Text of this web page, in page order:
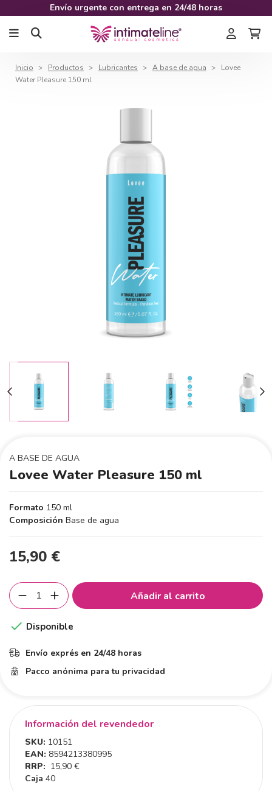
Envío urgente con entrega en 24/48 horas
Inicio Productos Lubricantes A base de agua
Lovee
Water Pleasure 150 ml
A BASE DE AGUA
Lovee Water Pleasure 150 ml
Formato 150 ml
Composición Base de agua
15,90 €
Añadir al carrito
 Disponible
Envío exprés en 24/48 horas
Pacco anónima para tu privacidad
Información del revendedor
SKU: 10151
EAN: 8594213380995
RRP: 15,90 €
Caja 40